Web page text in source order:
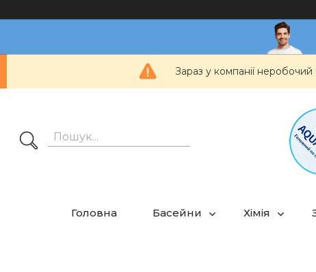
Зараз у компанії
Головна Басейни Хімія